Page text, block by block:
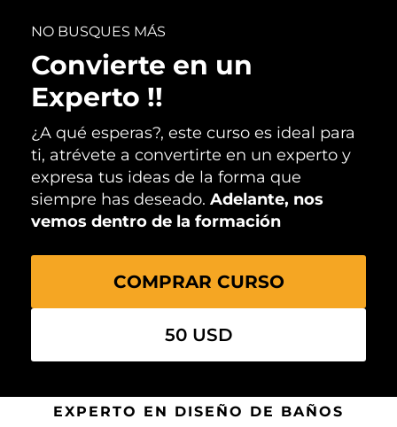
NO BUSQUES MÁS
Convierte en un
Experto !!
¿A qué esperas?, este curso es ideal para
ti, atrévete a convertirte en un experto y
expresa tus ideas de la forma que
siempre has deseado. Adelante, nos
vemos dentro de la formación
COMPRAR CURSO
50 USD
EXPERTO EN DISEÑO DE BAÑOS